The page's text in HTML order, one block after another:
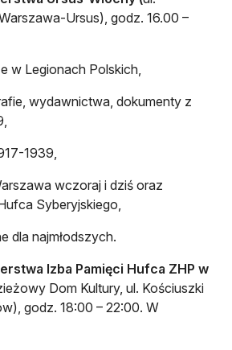
Ursus), godz. 16.00 –
w Legionach Polskich,
wydawnictwa, dokumenty z
1939,
wczoraj i dziś oraz
Syberyjskiego,
dla najmłodszych.
Izba Pamięci Hufca ZHP w
Dom Kultury, ul. Kościuszki
godz. 18:00 – 22:00. W